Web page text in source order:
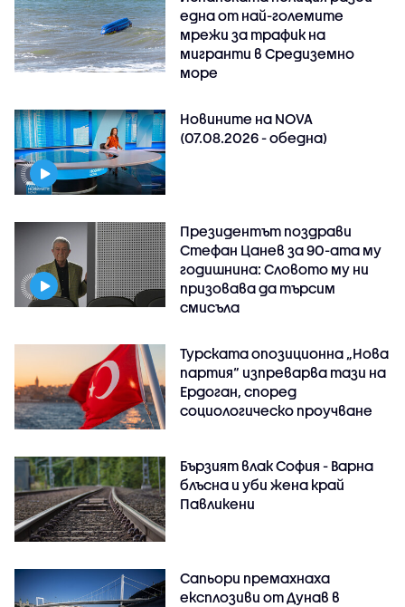
една от най-големите
мрежи за трафик на
мигранти в Средиземно
море
Новините на NOVA
(07.08.2026 - обедна)
Президентът поздрави
Стефан Цанев за 90-ата му
годишнина: Словото му ни
призовава да търсим
смисъла
Турската опозиционна „Нова
партия“ изпреварва тази на
Ердоган, според
социологическо проучване
Бързият влак София - Варна
блъсна и уби жена край
Павликени
Сапьори премахнаха
експлозиви от Дунав в